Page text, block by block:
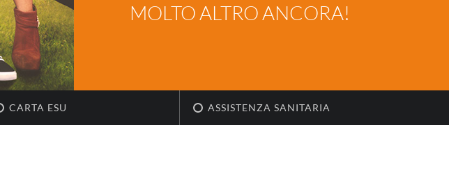
MOLTO ALTRO ANCORA!
CARTA ESU ASSISTENZA SANITARIA